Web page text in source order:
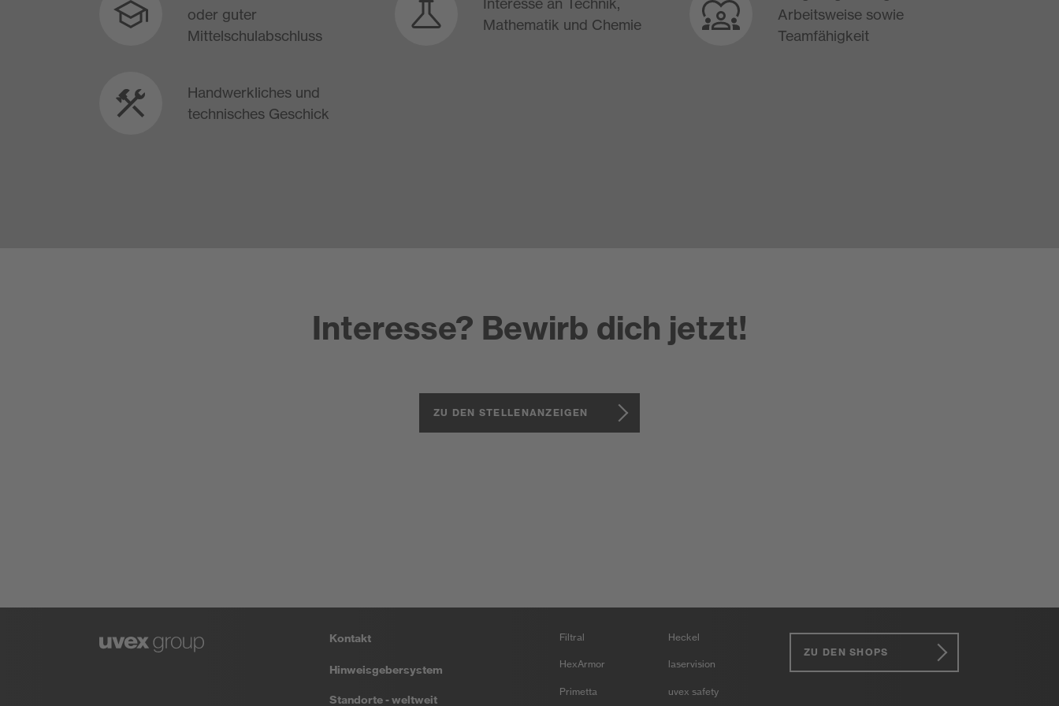
oder guter
Mittelschulabschluss
Mathematik und Chemie
Arbeitsweise sowie
Teamfähigkeit
Handwerkliches und
technisches Geschick
Interesse? Bewirb dich jetzt!
ZU DEN STELLENANZEIGEN
Kontakt
Hinweisgebersystem
Standorte - weltweit
Filtral Heckel
HexArmor laservision
Primetta uvex safety
ZU DEN SHOPS